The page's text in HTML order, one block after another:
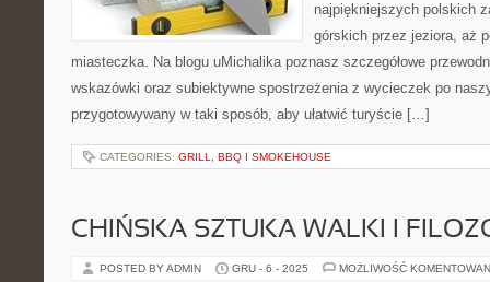
najpiękniejszych polskich
górskich przez jeziora, aż
miasteczka. Na blogu uMichalika poznasz szczegółowe
wskazówki oraz subiektywne spostrzeżenia z wycieczek po
przygotowywany w taki sposób, aby ułatwić turyście […]
CATEGORIES: GRILL, BBQ I SMOKEHOUSE
CHIŃSKA SZTUKA WALKI I
POSTED BY ADMIN GRU - 6 - 2025 MOŻLIWOŚĆ